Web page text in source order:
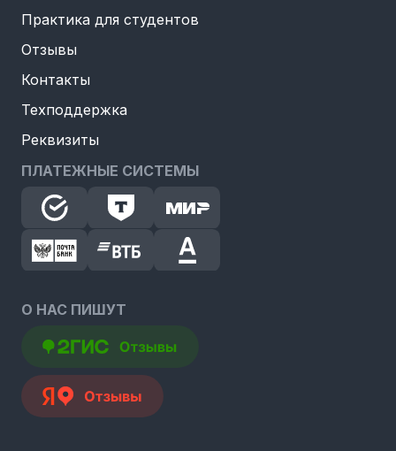
Практика для студентов
Отзывы
Контакты
Техподдержка
Реквизиты
ПЛАТЕЖНЫЕ СИСТЕМЫ
О НАС ПИШУТ